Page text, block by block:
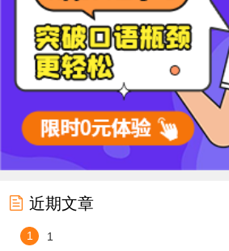
 近期文章
1
1